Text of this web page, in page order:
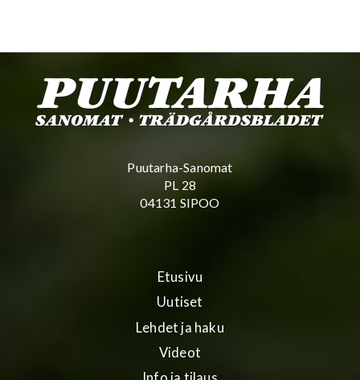
Puutarha-Sanomat
PL 28
04131 SIPOO
Etusivu
Uutiset
Lehdet ja haku
Videot